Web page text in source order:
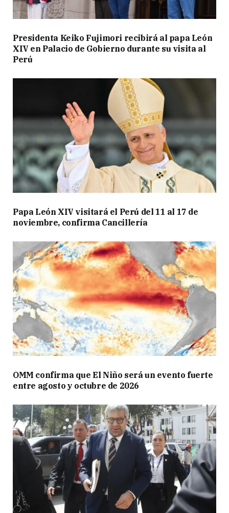
Presidenta Keiko Fujimori recibirá al papa León
XIV en Palacio de Gobierno durante su visita al
Perú
Papa León XIV visitará el Perú del 11 al 17 de
noviembre, confirma Cancillería
OMM confirma que El Niño será un evento fuerte
entre agosto y octubre de 2026